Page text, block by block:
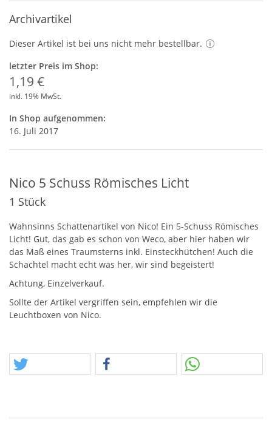
Archivartikel
Dieser Artikel ist bei uns nicht mehr bestellbar.
letzter Preis im Shop:
1,19 €
inkl. 19% MwSt.
In Shop aufgenommen:
16. Juli 2017
Nico 5 Schuss Römisches Licht
1 Stück
Wahnsinns Schattenartikel von Nico! Ein 5-Schuss Römisches
Licht! Gut, das gab es schon von Weco, aber hier haben wir
das Maß eines Traumsterns inkl. Einsteckhütchen! Auch die
Schachtel macht echt was her, wir sind begeistert!
Achtung, Einzelverkauf.
Sollte der Artikel vergriffen sein, empfehlen wir die
Leuchtboxen von Nico.